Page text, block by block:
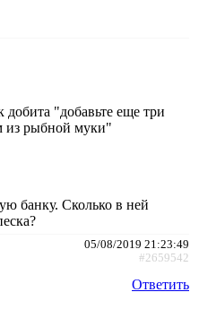
добита "добавьте еще три
из рыбной муки"
банку. Сколько в ней
05/08/2019 21:23:49
#2659542
Ответить